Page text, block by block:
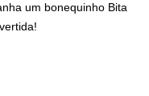
um bonequinho Bita